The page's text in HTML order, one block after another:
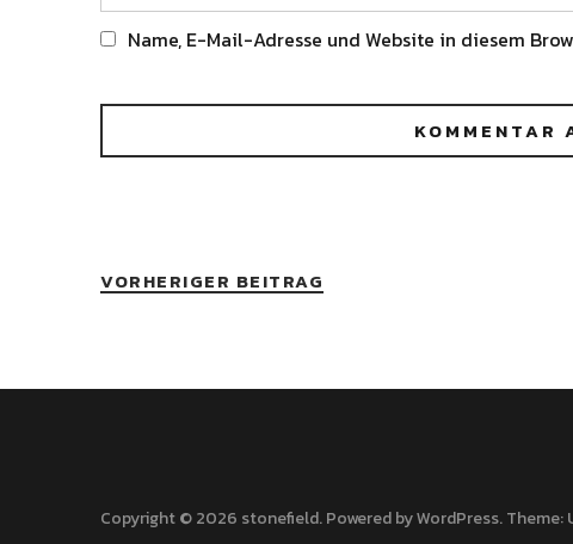
Name, E-Mail-Adresse und Website in diesem
VORHERIGER BEITRAG
Copyright © 2026 stonefield Powered byWordPress Theme: